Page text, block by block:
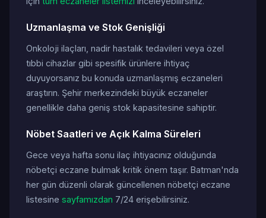
Uzmanlaşma ve Stok Genişliği
Onkoloji ilaçları, nadir hastalık tedavileri veya özel
tıbbi cihazlar gibi spesifik ürünlere ihtiyaç
duyuyorsanız bu konuda uzmanlaşmış eczaneleri
araştırın. Şehir merkezindeki büyük eczaneler
genellikle daha geniş stok kapasitesine sahiptir.
Nöbet Saatleri ve Açık Kalma Süreleri
Gece veya hafta sonu ilaç ihtiyacınız olduğunda
nöbetçi eczane bulmak kritik önem taşır. Batman'nda
her gün düzenli olarak güncellenen nöbetçi eczane
listesine sayfamızdan 7/24 erişebilirsiniz.